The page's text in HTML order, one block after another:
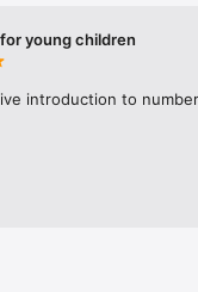
er
er
young children
introduction to